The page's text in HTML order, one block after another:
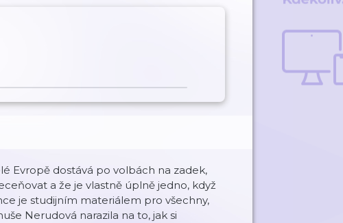
Evropě dostává po volbách na zadek,
a že je vlastně úplně jedno, když
je studijním materiálem pro všechny,
Nerudová narazila na to, jak si